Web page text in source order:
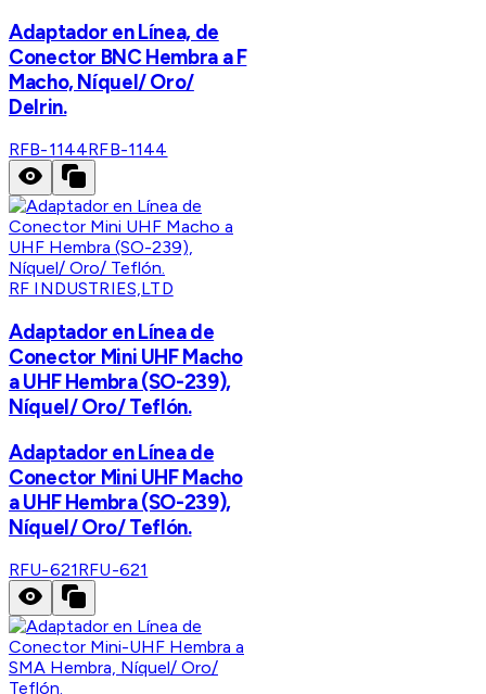
Adaptador en Línea, de
Conector BNC Hembra a F
Macho, Níquel/ Oro/
Delrin.
RFB-1144RFB-1144
RF INDUSTRIES,LTD
Adaptador en Línea de
Conector Mini UHF Macho
a UHF Hembra (SO-239),
Níquel/ Oro/ Teflón.
Adaptador en Línea de
Conector Mini UHF Macho
a UHF Hembra (SO-239),
Níquel/ Oro/ Teflón.
RFU-621RFU-621